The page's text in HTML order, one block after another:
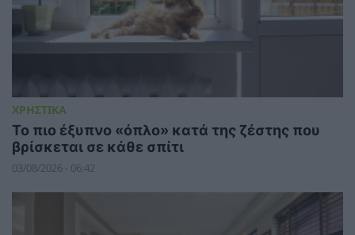
ΧΡΗΣΤΙΚΑ
To πιο έξυπνο «όπλο» κατά της ζέστης που
βρίσκεται σε κάθε σπίτι
03/08/2026 - 06:42